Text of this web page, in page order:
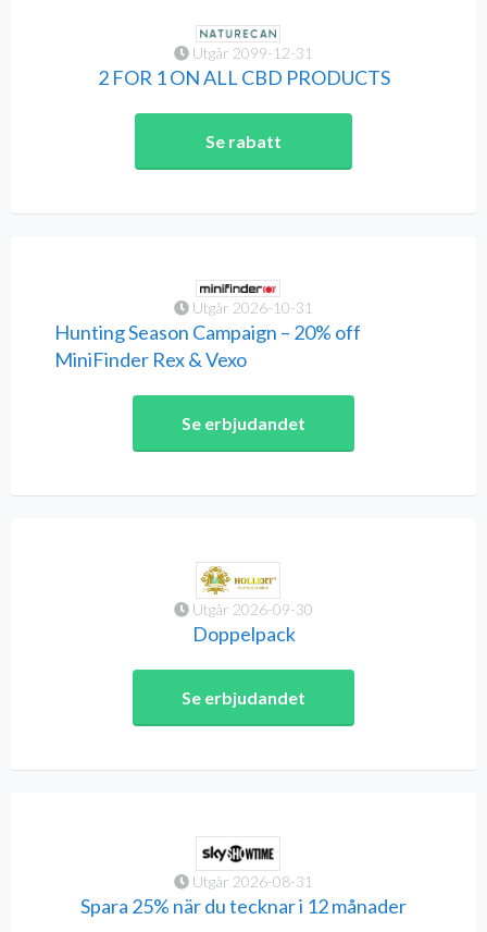
Utgår 2099-12-31
2 FOR 1 ON ALL CBD PRODUCTS
Se rabatt
Utgår 2026-10-31
Hunting Season Campaign – 20% off
MiniFinder Rex & Vexo
Se erbjudandet
Utgår 2026-09-30
Doppelpack
Se erbjudandet
Utgår 2026-08-31
Spara 25% när du tecknar i 12 månader